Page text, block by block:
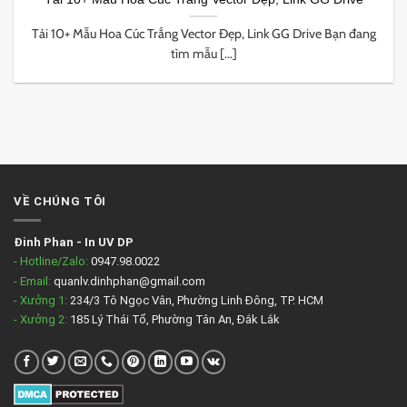
Tải 10+ Mẫu Hoa Cúc Trắng Vector Đẹp, Link GG Drive Bạn đang
tìm mẫu [...]
VỀ CHÚNG TÔI
Đinh Phan - In UV DP
- Hotline/Zalo: 0947.98.0022
- Email: quanlv.dinhphan@gmail.com
- Xưởng 1: 234/3 Tô Ngọc Vân, Phường Linh Đông, TP. HCM
- Xưởng 2: 185 Lý Thái Tổ, Phường Tân An, Đắk Lắk